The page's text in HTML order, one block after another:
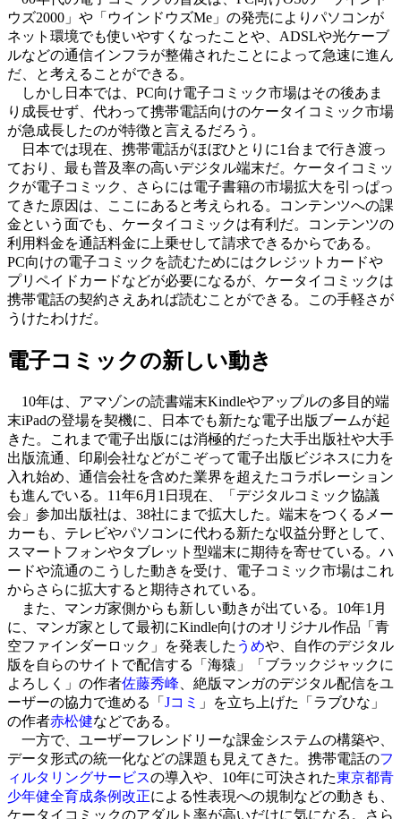
ウズ2000」や「ウインドウズMe」の発売によりパソコンが
ネット環境でも使いやすくなったことや、ADSLや光ケーブ
ルなどの通信インフラが整備されたことによって急速に進ん
だ、と考えることができる。
しかし日本では、PC向け電子コミック市場はその後あま
り成長せず、代わって携帯電話向けのケータイコミック市場
が急成長したのが特徴と言えるだろう。
日本では現在、携帯電話がほぼひとりに1台まで行き渡っ
ており、最も普及率の高いデジタル端末だ。ケータイコミッ
クが電子コミック、さらには電子書籍の市場拡大を引っぱっ
てきた原因は、ここにあると考えられる。コンテンツへの課
金という面でも、ケータイコミックは有利だ。コンテンツの
利用料金を通話料金に上乗せして請求できるからである。
PC向けの電子コミックを読むためにはクレジットカードや
プリペイドカードなどが必要になるが、ケータイコミックは
携帯電話の契約さえあれば読むことができる。この手軽さが
うけたわけだ。
電子コミックの新しい動き
10年は、アマゾンの読書端末Kindleやアップルの多目的端
末iPadの登場を契機に、日本でも新たな電子出版ブームが起
きた。これまで電子出版には消極的だった大手出版社や大手
出版流通、印刷会社などがこぞって電子出版ビジネスに力を
入れ始め、通信会社を含めた業界を超えたコラボレーション
も進んでいる。11年6月1日現在、「デジタルコミック協議
会」参加出版社は、38社にまで拡大した。端末をつくるメー
カーも、テレビやパソコンに代わる新たな収益分野として、
スマートフォンやタブレット型端末に期待を寄せている。ハ
ードや流通のこうした動きを受け、電子コミック市場はこれ
からさらに拡大すると期待されている。
また、マンガ家側からも新しい動きが出ている。10年1月
に、マンガ家として最初にKindle向けのオリジナル作品「青
空ファインダーロック」を発表した うめや、自作のデジタル
版を自らのサイトで配信する「海猿」「ブラックジャックに
よろしく」の作者佐藤秀峰 、絶版マンガのデジタル配信をユ
ーザーの協力で進める「 Jコミ 」を立ち上げた「ラブひな」
の作者赤松健などである。
一方で、ユーザーフレンドリーな課金システムの構築や、
データ形式の統一化などの課題も見えてきた。携帯電話のフ
ィルタリングサービスの導入や、10年に可決された東京都青
少年健全育成条例改正による性表現への規制などの動きも、
ケータイコミックのアダルト率が高いだけに気になる。さら